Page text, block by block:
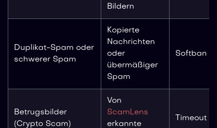
Bildern
Duplikat-Spam oder
schwerer Spam
Kopierte
Nachrichten
oder
übermäßiger
Spam
Softban
Betrugsbilder
(Crypto Scam)
Von
ScamLens
erkannte
Timeout